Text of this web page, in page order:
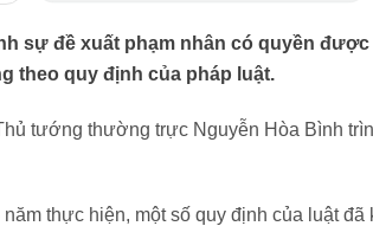
sự đề xuất phạm nhân có quyền
theo quy định của pháp luật.
tướng thường trực Nguyễn Hòa Bình
thực hiện, một số quy định của luật